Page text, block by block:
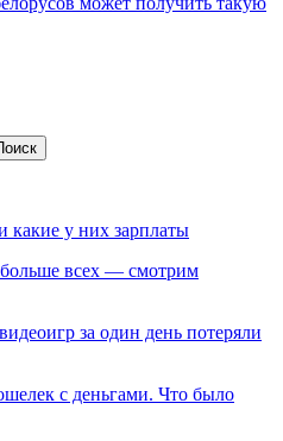
какие у них зарплаты
больше всех — смотрим
за один день потеряли
с деньгами. Что было